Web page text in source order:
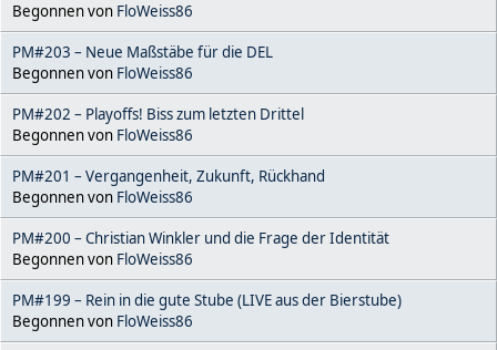
Begonnen von FloWeiss86
PM#203 – Neue Maßstäbe für die DEL
Begonnen von FloWeiss86
PM#202 – Playoffs! Biss zum letzten Drittel
Begonnen von FloWeiss86
PM#201 – Vergangenheit, Zukunft, Rückhand
Begonnen von FloWeiss86
PM#200 – Christian Winkler und die Frage der Identität
Begonnen von FloWeiss86
PM#199 – Rein in die gute Stube (LIVE aus der Bierstube)
Begonnen von FloWeiss86